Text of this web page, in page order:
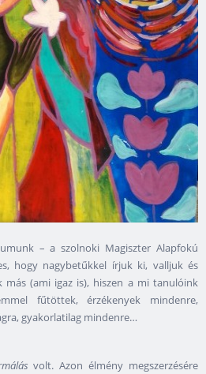
– a szolnoki Magiszter Alapfokú
hogy nagybetűkkel írjuk ki, valljuk és
(ami igaz is), hiszen a mi tanulóink
fűtöttek, érzékenyek mindenre,
gyakorlatilag mindenre…
volt. Azon élmény megszerzésére